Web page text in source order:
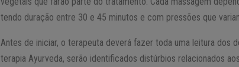
tendo duração entre 30 e 45 minutos e com pressões que
Antes de iniciar, o terapeuta deverá fazer toda uma leitura dos
terapia Ayurveda, serão identificados distúrbios relacionados